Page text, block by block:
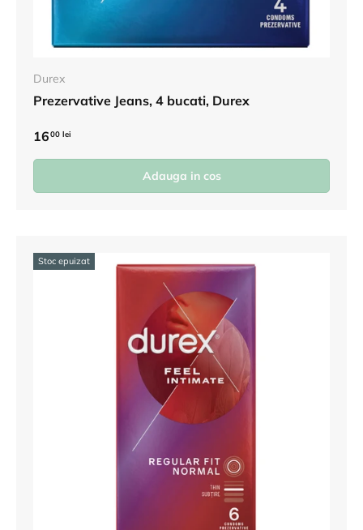
Durex
Prezervative Jeans, 4 bucati, Durex
1600 lei
Adauga in cos
Stoc epuizat